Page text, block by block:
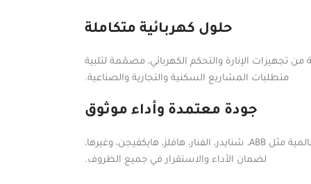
حلول كهربائية متكاملة
تجهيزات الإنارة والتحكم الكهربائي، مصمّمة لتلبية
متطلبات المشاريع السكنية والتجارية والصناعية.
جودة معتمدة وأداء موثوق
نوفّر منتجات عالية الجودة من أبرز الشركات العالمية مثل ABB، شنايدر، الفنار، هافلز، هايكفيجن، وغيرها،
لضمان الأداء والاستقرار في جميع الظروف.